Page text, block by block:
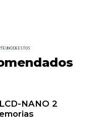
UNO DE ESTOS
NANO 2